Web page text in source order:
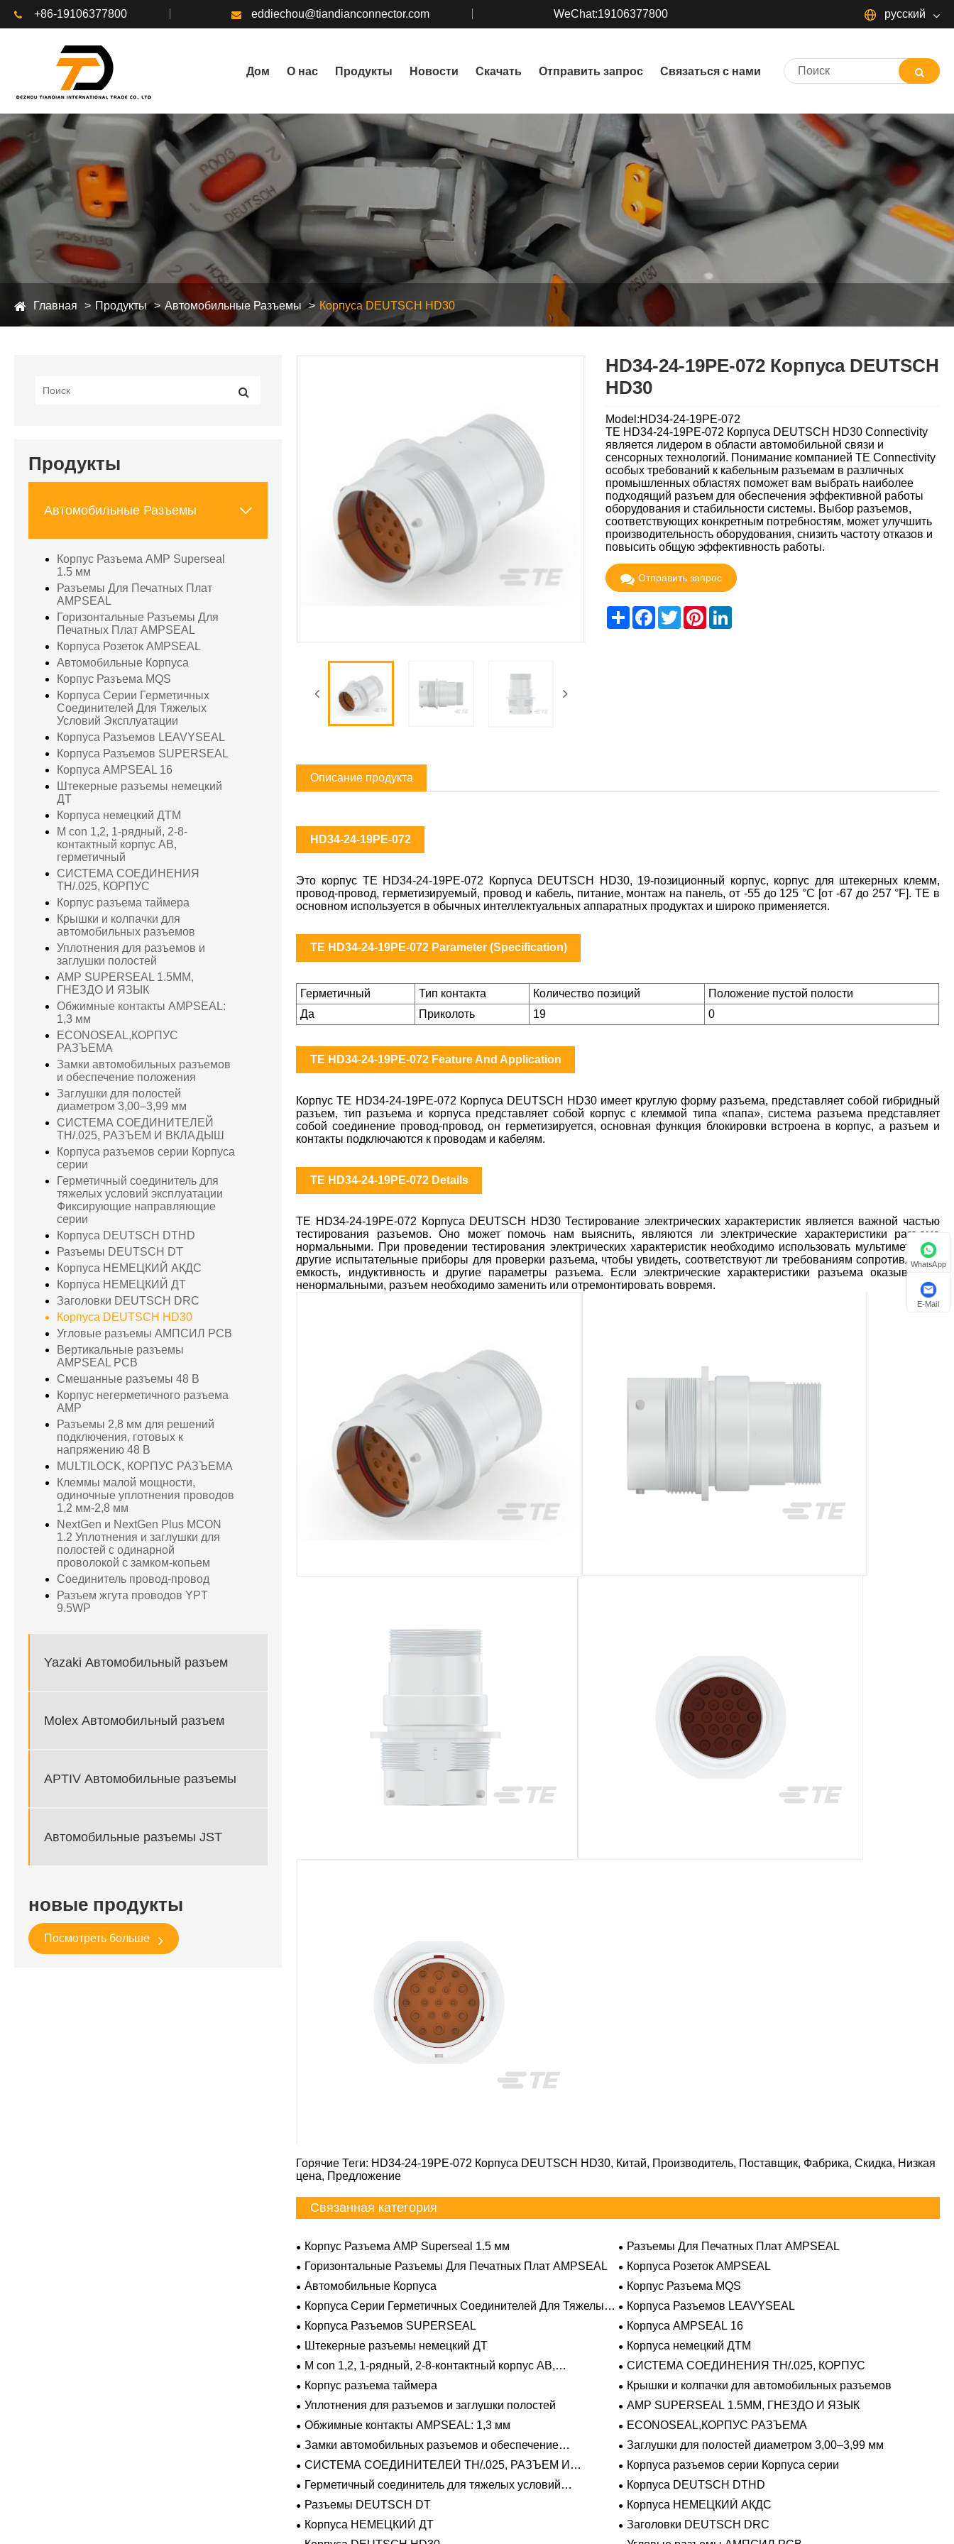
+86-19106377800 eddiechou@tiandianconnector.com WeChat:19106377800 русский
Дом О нас Продукты Новости Скачать Отправить запрос Связаться с нами
Главная Продукты Автомобильные Разъемы Корпуса DEUTSCH HD30
Продукты
Автомобильные Разъемы 
Корпус Разъема AMP Superseal
1.5 мм
Разъемы Для Печатных Плат
AMPSEAL
Горизонтальные Разъемы Для
Печатных Плат AMPSEAL
Корпуса Розеток AMPSEAL
Автомобильные Корпуса
Корпус Разъема MQS
Корпуса Серии Герметичных
Соединителей Для Тяжелых
Условий Эксплуатации
Корпуса Разъемов LEAVYSEAL
Корпуса Разъемов SUPERSEAL
Корпуса AMPSEAL 16
Штекерные разъемы немецкий
ДТ
Корпуса немецкий ДТМ
M con 1,2, 1-рядный, 2-8-
контактный корпус AB,
герметичный
СИСТЕМА СОЕДИНЕНИЯ
TH/.025, КОРПУС
Корпус разъема таймера
Крышки и колпачки для
автомобильных разъемов
Уплотнения для разъемов и
заглушки полостей
AMP SUPERSEAL 1.5MM,
ГНЕЗДО И ЯЗЫК
Обжимные контакты AMPSEAL:
1,3 мм
ECONOSEAL,КОРПУС
РАЗЪЕМА
Замки автомобильных разъемов
и обеспечение положения
Заглушки для полостей
диаметром 3,00–3,99 мм
СИСТЕМА СОЕДИНИТЕЛЕЙ
TH/.025, РАЗЪЕМ И ВКЛАДЫШ
Корпуса разъемов серии Корпуса
серии
Герметичный соединитель для
тяжелых условий эксплуатации
Фиксирующие направляющие
серии
Корпуса DEUTSCH DTHD
Разъемы DEUTSCH DT
Корпуса НЕМЕЦКИЙ АКДС
Корпуса НЕМЕЦКИЙ ДТ
Заголовки DEUTSCH DRC
Корпуса DEUTSCH HD30
Угловые разъемы АМПСИЛ PCB
Вертикальные разъемы
AMPSEAL PCB
Смешанные разъемы 48 В
Корпус негерметичного разъема
AMP
Разъемы 2,8 мм для решений
подключения, готовых к
напряжению 48 В
MULTILOCK, КОРПУС РАЗЪЕМА
Клеммы малой мощности,
одиночные уплотнения проводов
1,2 мм-2,8 мм
NextGen и NextGen Plus MCON
1.2 Уплотнения и заглушки для
полостей с одинарной
проволокой с замком-копьем
Соединитель провод-провод
Разъем жгута проводов YPT
9.5WP
Yazaki Автомобильный разъем
Molex Автомобильный разъем
APTIV Автомобильные разъемы
Автомобильные разъемы JST
новые продукты
Посмотреть больше
HD34-24-19PE-072 Корпуса DEUTSCH
HD30
Model:HD34-24-19PE-072
TE HD34-24-19PE-072 Корпуса DEUTSCH HD30 Connectivity
является лидером в области автомобильной связи и
сенсорных технологий. Понимание компанией TE Connectivity
особых требований к кабельным разъемам в различных
промышленных областях поможет вам выбрать наиболее
подходящий разъем для обеспечения эффективной работы
оборудования и стабильности системы. Выбор разъемов,
соответствующих конкретным потребностям, может улучшить
производительность оборудования, снизить частоту отказов и
повысить общую эффективность работы.
Отправить запрос
ShareFacebook
TwitterPinterestLinkedIn
Описание продукта
HD34-24-19PE-072
Это корпус TE HD34-24-19PE-072 Корпуса DEUTSCH HD30, 19-позиционный корпус, корпус для штекерных клемм,
провод-провод, герметизируемый, провод и кабель, питание, монтаж на панель, от -55 до 125 °C [от -67 до 257 °F]. TE в
основном используется в обычных интеллектуальных аппаратных продуктах и широко применяется.
TE HD34-24-19PE-072 Parameter (Specification)
Герметичный Тип контакта Количество позиций
Положение пустой полости
Да
Приколоть 19 0
TE HD34-24-19PE-072 Feature And Application
Корпус TE HD34-24-19PE-072 Корпуса DEUTSCH HD30 имеет круглую форму разъема, представляет собой гибридный
разъем, тип разъема и корпуса представляет собой корпус с клеммой типа «папа», система разъема представляет
собой соединение провод-провод, он герметизируется, основная функция блокировки встроена в корпус, а разъем и
контакты подключаются к проводам и кабелям.
TE HD34-24-19PE-072 Details
TE HD34-24-19PE-072 Корпуса DEUTSCH HD30 Тестирование электрических характеристик является важной частью
тестирования разъемов. Оно может помочь нам выяснить, являются ли электрические характеристики разъема
нормальными. При проведении тестирования электрических характеристик необходимо использовать мультиметр или
другие испытательные приборы для проверки разъема, чтобы увидеть, соответствуют ли требованиям сопротивление,
емкость, индуктивность и другие параметры разъема. Если электрические характеристики разъема оказываются
ненормальными, разъем необходимо заменить или отремонтировать вовремя.
Горячие Теги: HD34-24-19PE-072 Корпуса DEUTSCH HD30, Китай, Производитель, Поставщик, Фабрика, Скидка, Низкая
цена, Предложение
Связанная категория
Корпус Разъема AMP Superseal 1.5 мм
Разъемы Для Печатных Плат AMPSEAL
Горизонтальные Разъемы Для Печатных Плат AMPSEAL
Корпуса Розеток AMPSEAL
Автомобильные Корпуса
Корпус Разъема MQS
Корпуса Серии Герметичных Соединителей Для Тяжелых
Условий Эксплуатации
Корпуса Разъемов LEAVYSEAL
Корпуса Разъемов SUPERSEAL
Корпуса AMPSEAL 16
Штекерные разъемы немецкий ДТ
Корпуса немецкий ДТМ
M con 1,2, 1-рядный, 2-8-контактный корпус AB,
герметичный
СИСТЕМА СОЕДИНЕНИЯ TH/.025, КОРПУС
Корпус разъема таймера
Крышки и колпачки для автомобильных разъемов
Уплотнения для разъемов и заглушки полостей
AMP SUPERSEAL 1.5MM, ГНЕЗДО И ЯЗЫК
Обжимные контакты AMPSEAL: 1,3 мм
ECONOSEAL,КОРПУС РАЗЪЕМА
Замки автомобильных разъемов и обеспечение
положения
Заглушки для полостей диаметром 3,00–3,99 мм
СИСТЕМА СОЕДИНИТЕЛЕЙ TH/.025, РАЗЪЕМ И
ВКЛАДЫШ
Корпуса разъемов серии Корпуса серии
Герметичный соединитель для тяжелых условий
эксплуатации Фиксирующие направляющие серии
Корпуса DEUTSCH DTHD
Разъемы DEUTSCH DT
Корпуса НЕМЕЦКИЙ АКДС
Корпуса НЕМЕЦКИЙ ДТ
Заголовки DEUTSCH DRC
WhatsApp
E-Mail